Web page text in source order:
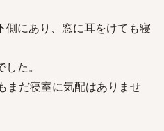
にあり、窓に耳をけても寝
た。
まだ寝室に気配はありませ